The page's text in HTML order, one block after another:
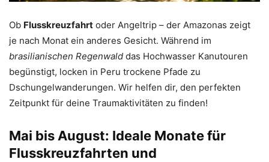
Ob Flusskreuzfahrt oder Angeltrip – der Amazonas zeigt
je nach Monat ein anderes Gesicht. Während im
brasilianischen Regenwald das Hochwasser Kanutouren
begünstigt, locken in Peru trockene Pfade zu
Dschungelwanderungen. Wir helfen dir, den perfekten
Zeitpunkt für deine Traumaktivitäten zu finden!
Mai bis August: Ideale Monate für
Flusskreuzfahrten und